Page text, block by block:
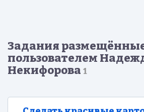
Задания
пользователем
Некифорова 1